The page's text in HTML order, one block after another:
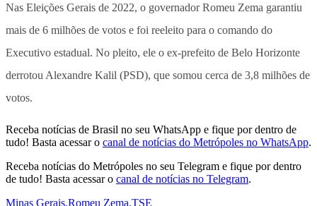
Nas Eleições Gerais de 2022, o governador Romeu Zema garantiu
mais de 6 milhões de votos e foi reeleito para o comando do
Executivo estadual. No pleito, ele o ex-prefeito de Belo Horizonte
derrotou Alexandre Kalil (PSD), que somou cerca de 3,8 milhões de
votos.
Receba notícias de Brasil no seu WhatsApp e fique por dentro de
tudo! Basta acessar o canal de notícias do Metrópoles no WhatsApp.
Receba notícias do Metrópoles no seu Telegram e fique por dentro
de tudo! Basta acessar o canal de notícias no Telegram.
Minas Gerais,Romeu Zema,TSE